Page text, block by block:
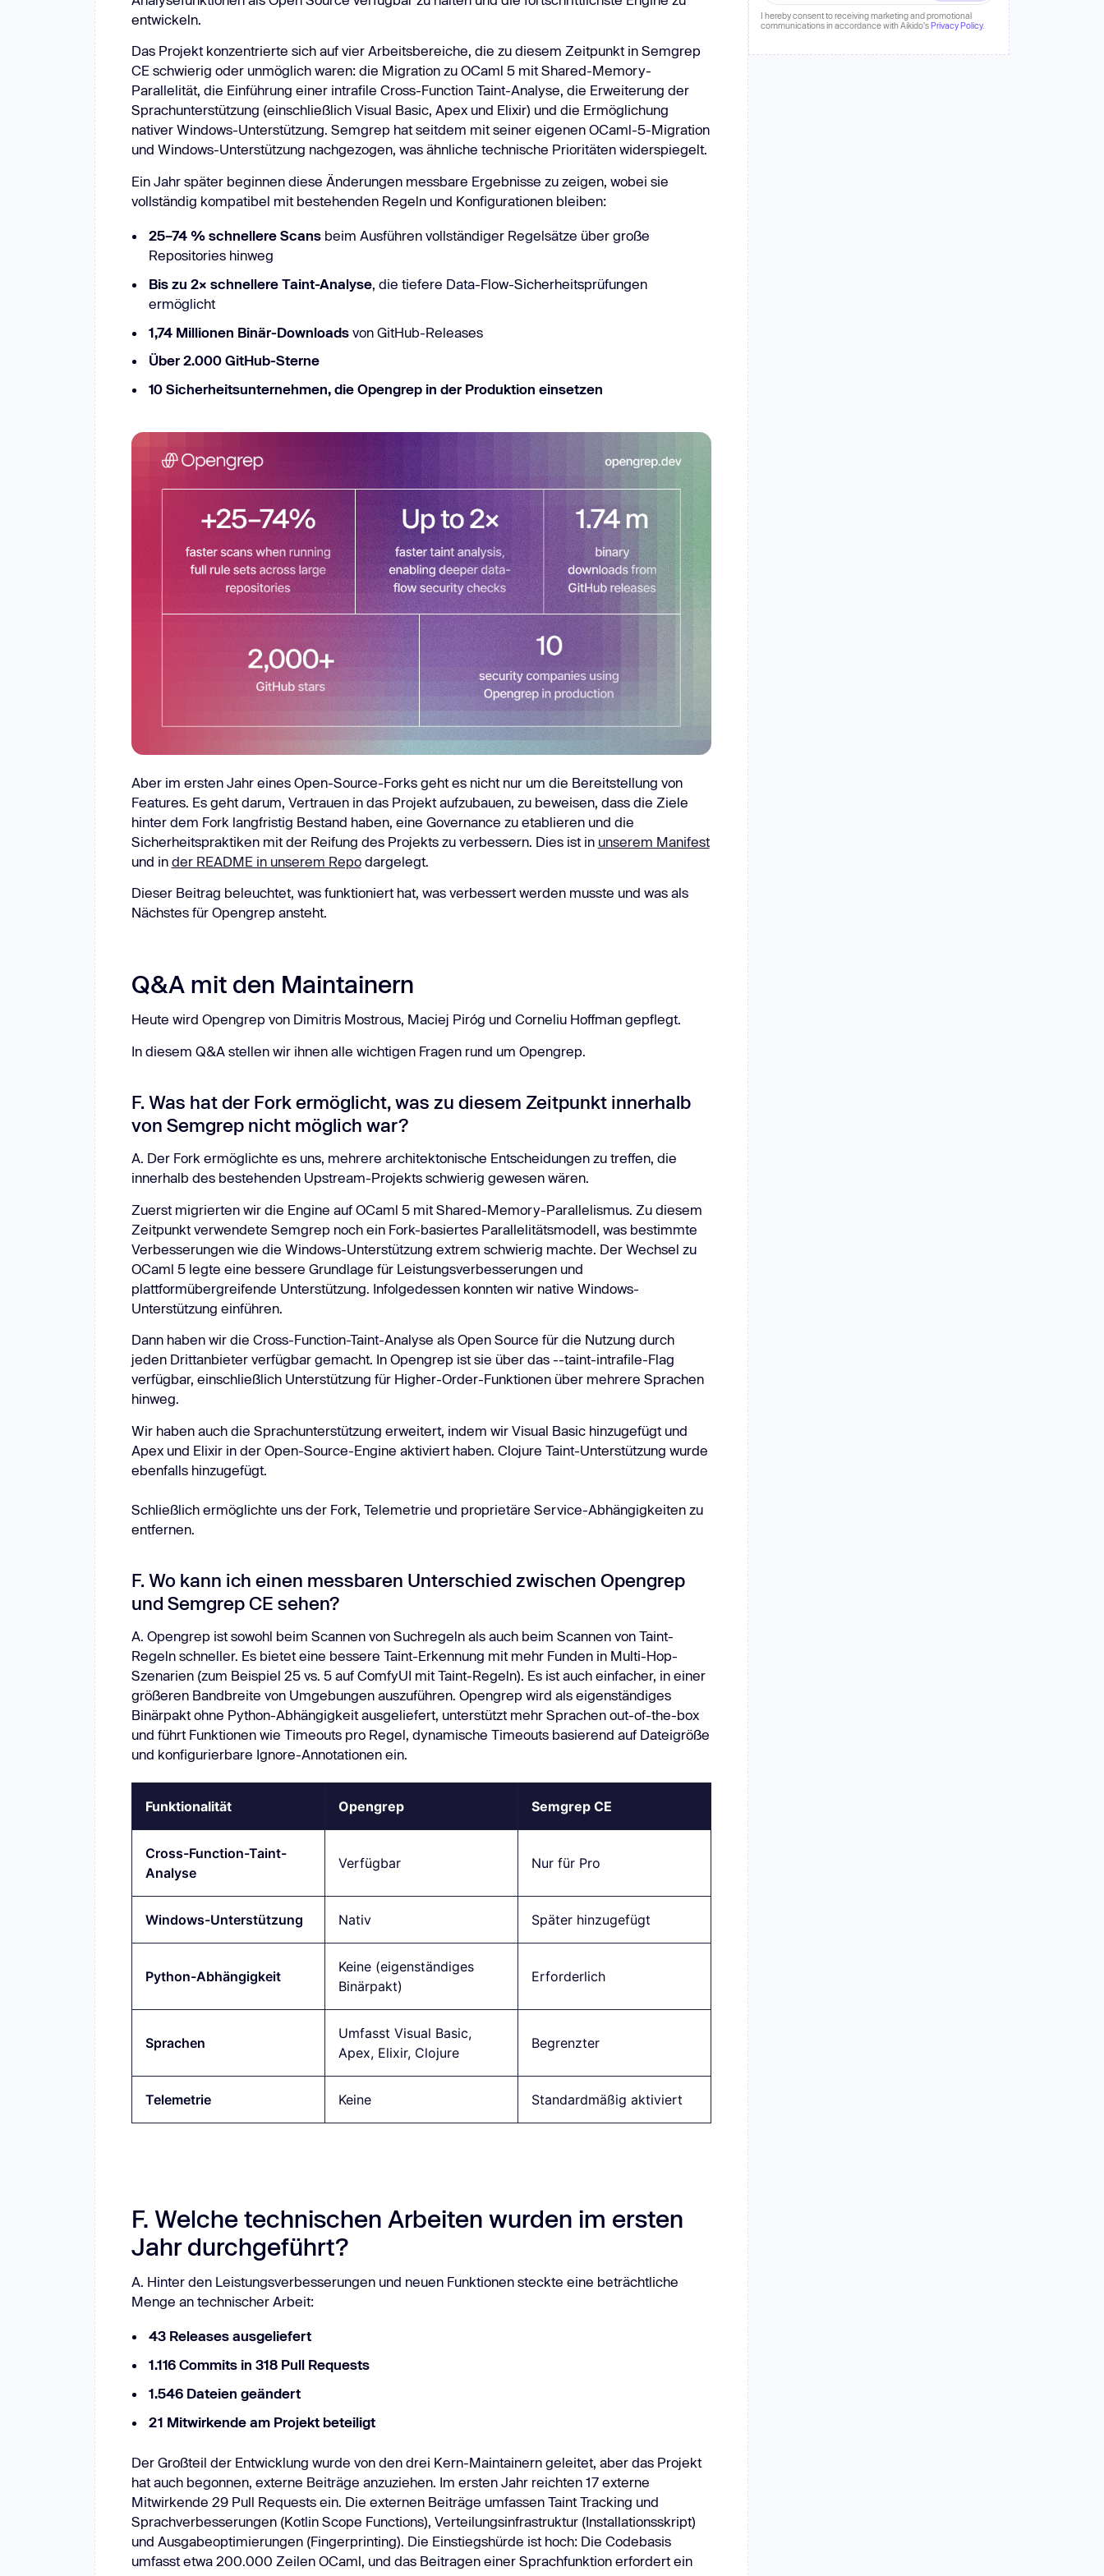
Neu: Aikido-Penetrationstests, die Menschen übertreffen. Mehr erfahren
Penetrationstests, die Menschen übertreffen.
Clouds
Git-Systeme
entwickeln.
Das Projekt konzentrierte sich auf vier Arbeitsbereiche, die zu diesem Zeitpunkt in Semgrep
CE schwierig oder unmöglich waren: die Migration zu OCaml 5 mit Shared-Memory-
Parallelität, die Einführung einer intrafile Cross-Function Taint-Analyse, die Erweiterung der
Sprachunterstützung (einschließlich Visual Basic, Apex und Elixir) und die Ermöglichung
nativer Windows-Unterstützung. Semgrep hat seitdem mit seiner eigenen OCaml-5-Migration
und Windows-Unterstützung nachgezogen, was ähnliche technische Prioritäten widerspiegelt.
Ein Jahr später beginnen diese Änderungen messbare Ergebnisse zu zeigen, wobei sie
vollständig kompatibel mit bestehenden Regeln und Konfigurationen bleiben:
25–74 % schnellere Scans beim Ausführen vollständiger Regelsätze über große
Repositories hinweg
Bis zu 2× schnellere Taint-Analyse , die tiefere Data-Flow-Sicherheitsprüfungen
ermöglicht
1,74 Millionen Binär-Downloads von GitHub-Releases
Über 2.000 GitHub-Sterne
10 Sicherheitsunternehmen, die Opengrep in der Produktion einsetzen
Aber im ersten Jahr eines Open-Source-Forks geht es nicht nur um die Bereitstellung von
Features. Es geht darum, Vertrauen in das Projekt aufzubauen, zu beweisen, dass die Ziele
hinter dem Fork langfristig Bestand haben, eine Governance zu etablieren und die
Sicherheitspraktiken mit der Reifung des Projekts zu verbessern. Dies ist in unserem Manifest
und in der README in unserem Repodargelegt.
Dieser Beitrag beleuchtet, was funktioniert hat, was verbessert werden musste und was als
Nächstes für Opengrep ansteht.
Q&A mit den Maintainern
Heute wird Opengrep von Dimitris Mostrous, Maciej Piróg und Corneliu Hoffman gepflegt.
In diesem Q&A stellen wir ihnen alle wichtigen Fragen rund um Opengrep.
F. Was hat der Fork ermöglicht, was zu diesem Zeitpunkt innerhalb
von Semgrep nicht möglich war?
A. Der Fork ermöglichte es uns, mehrere architektonische Entscheidungen zu treffen, die
innerhalb des bestehenden Upstream-Projekts schwierig gewesen wären.
Zuerst migrierten wir die Engine auf OCaml 5 mit Shared-Memory-Parallelismus. Zu diesem
Zeitpunkt verwendete Semgrep noch ein Fork-basiertes Parallelitätsmodell, was bestimmte
Verbesserungen wie die Windows-Unterstützung extrem schwierig machte. Der Wechsel zu
OCaml 5 legte eine bessere Grundlage für Leistungsverbesserungen und
plattformübergreifende Unterstützung. Infolgedessen konnten wir native Windows-
Unterstützung einführen.
Dann haben wir die Cross-Function-Taint-Analyse als Open Source für die Nutzung durch
jeden Drittanbieter verfügbar gemacht. In Opengrep ist sie über das --taint-intrafile-Flag
verfügbar, einschließlich Unterstützung für Higher-Order-Funktionen über mehrere Sprachen
hinweg.
Wir haben auch die Sprachunterstützung erweitert, indem wir Visual Basic hinzugefügt und
Apex und Elixir in der Open-Source-Engine aktiviert haben. Clojure Taint-Unterstützung wurde
ebenfalls hinzugefügt.
Schließlich ermöglichte uns der Fork, Telemetrie und proprietäre Service-Abhängigkeiten zu
entfernen.
F. Wo kann ich einen messbaren Unterschied zwischen Opengrep
und Semgrep CE sehen?
A. Opengrep ist sowohl beim Scannen von Suchregeln als auch beim Scannen von Taint-
Regeln schneller. Es bietet eine bessere Taint-Erkennung mit mehr Funden in Multi-Hop-
Szenarien (zum Beispiel 25 vs. 5 auf ComfyUI mit Taint-Regeln). Es ist auch einfacher, in einer
größeren Bandbreite von Umgebungen auszuführen. Opengrep wird als eigenständiges
Binärpakt ohne Python-Abhängigkeit ausgeliefert, unterstützt mehr Sprachen out-of-the-box
und führt Funktionen wie Timeouts pro Regel, dynamische Timeouts basierend auf Dateigröße
und konfigurierbare Ignore-Annotationen ein.
Funktionalität Opengrep Semgrep CE
Cross-Function-Taint-
Analyse
Verfügbar Nur für Pro
Windows-Unterstützung Nativ Später hinzugefügt
Python-Abhängigkeit
Keine (eigenständiges
Binärpakt)
Erforderlich
Sprachen
Umfasst Visual Basic,
Apex, Elixir, Clojure
Begrenzter
Telemetrie Keine Standardmäßig aktiviert
F. Welche technischen Arbeiten wurden im ersten
Jahr durchgeführt?
A. Hinter den Leistungsverbesserungen und neuen Funktionen steckte eine beträchtliche
Menge an technischer Arbeit:
43 Releases ausgeliefert
1.116 Commits in 318 Pull Requests
1.546 Dateien geändert
21 Mitwirkende am Projekt beteiligt
Der Großteil der Entwicklung wurde von den drei Kern-Maintainern geleitet, aber das Projekt
hat auch begonnen, externe Beiträge anzuziehen. Im ersten Jahr reichten 17 externe
Mitwirkende 29 Pull Requests ein. Die externen Beiträge umfassen Taint Tracking und
Sprachverbesserungen (Kotlin Scope Functions), Verteilungsinfrastruktur (Installationsskript)
und Ausgabeoptimierungen (Fingerprinting). Die Einstiegshürde ist hoch: Die Codebasis
umfasst etwa 200.000 Zeilen OCaml, und das Beitragen einer Sprachfunktion erfordert ein
I hereby consent to receiving marketing and promotional
communications in accordance with Aikido'sPrivacy Policy.